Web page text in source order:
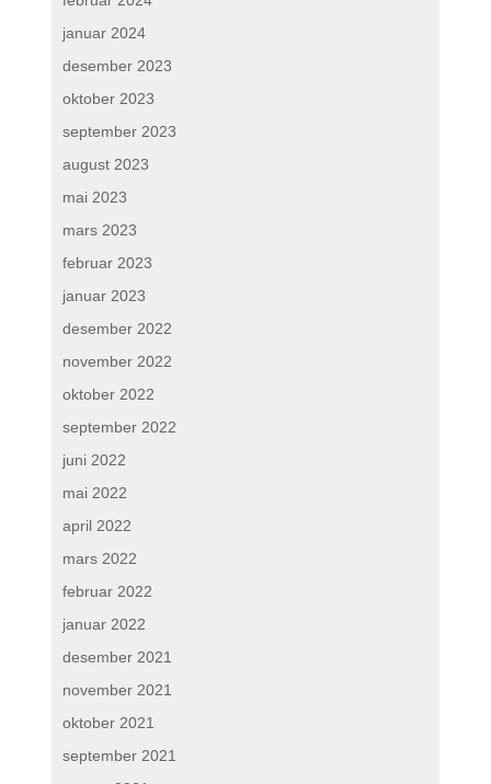
januar 2024
desember 2023
oktober 2023
september 2023
august 2023
mai 2023
mars 2023
februar 2023
januar 2023
desember 2022
november 2022
oktober 2022
september 2022
juni 2022
mai 2022
april 2022
mars 2022
februar 2022
januar 2022
desember 2021
november 2021
oktober 2021
september 2021